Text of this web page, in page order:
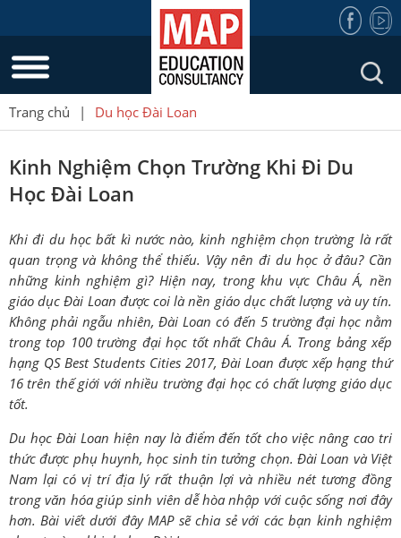
Trang chủ | Du học Đài Loan
Kinh Nghiệm Chọn Trường Khi Đi Du
Học Đài Loan
Khi đi du học bất kì nước nào, kinh nghiệm chọn trường là rất
quan trọng và không thể thiếu. Vậy nên đi du học ở đâu? Cần
những kinh nghiệm gì? Hiện nay, trong khu vực Châu Á, nền
giáo dục Đài Loan được coi là nền giáo dục chất lượng và uy tín.
Không phải ngẫu nhiên, Đài Loan có đến 5 trường đại học nằm
trong top 100 trường đại học tốt nhất Châu Á. Trong bảng xếp
hạng QS Best Students Cities 2017, Đài Loan được xếp hạng thứ
16 trên thế giới với nhiều trường đại học có chất lượng giáo dục
tốt.
Du học Đài Loan hiện nay là điểm đến tốt cho việc nâng cao tri
thức được phụ huynh, học sinh tin tưởng chọn. Đài Loan và Việt
Nam lại có vị trí địa lý rất thuận lợi và nhiều nét tương đồng
trong văn hóa giúp sinh viên dễ hòa nhập với cuộc sống nơi đây
hơn. Bài viết dưới đây MAP sẽ chia sẻ với các bạn kinh nghiệm